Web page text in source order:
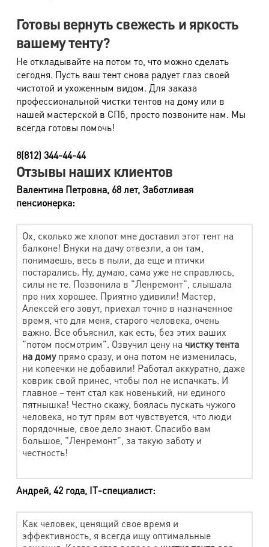
Наименование работ
Шуба от 90 см дорогой мех
Шуба до 90 см дорогой мех
3420 руб.
Шуба от 90 см недорогой мех
2720 руб.
Шуба до 90 см недорогой мех
2280 руб.
Подстежка меховая
Палантин (недорогой мех)
Палантин (дорогой мех)
Капюшон, шапка, воротник (недорогой мех)
Капюшон, шапка, воротник (дорогой мех)
880 руб.
Жилет, болеро (дорогой мех)
Жилет, болеро (недорогой мех)
1380 руб.
Шкура натуральная (за кв.м.)
620 руб.
Изделия из искусственного меха
Наименование работ
Стоимость
Болеро
520 руб.
Подстежка меховая
580 руб.
Шапка из искусств. меха
450 руб.
Шуба, дубленка (от 90 см)
1160 руб.
Наличие капюшона
Домашний текстиль
Готовы вернуть свежесть и яркость
вашему тенту?
Не откладывайте на потом то, что можно сделать
сегодня. Пусть ваш тент снова радует глаз своей
чистотой и ухоженным видом. Для заказа
профессиональной чистки тентов на дому или в
нашей мастерской в СПб, просто позвоните нам. Мы
всегда готовы помочь!
8(812) 344-44-44
Отзывы наших клиентов
Валентина Петровна, 68 лет, Заботливая
пенсионерка:
Ох, сколько же хлопот мне доставил этот тент на
балконе! Внуки на дачу отвезли, а он там,
понимаешь, весь в пыли, да еще и птички
постарались. Ну, думаю, сама уже не справлюсь,
силы не те. Позвонила в "Ленремонт", слышала
про них хорошее. Приятно удивили! Мастер,
Алексей его зовут, приехал точно в назначенное
время, что для меня, старого человека, очень
важно. Все объяснил, как есть, без этих ваших
"потом посмотрим". Озвучил цену на чистку тента
на домупрямо сразу, и она потом не изменилась,
ни копеечки не добавили! Работал аккуратно, даже
коврик свой принес, чтобы пол не испачкать. И
главное – тент стал как новенький, ни единого
пятнышка! Честно скажу, боялась пускать чужого
человека, но тут прям вот чувствуется, что люди
порядочные, свое дело знают. Спасибо вам
большое, "Ленремонт", за такую заботу и
честность!
Андрей, 42 года, IT-специалист:
Как человек, ценящий свое время и
эффективность, я всегда ищу оптимальные